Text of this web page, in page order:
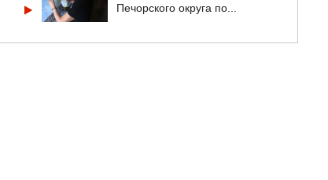
Печорского округа по...